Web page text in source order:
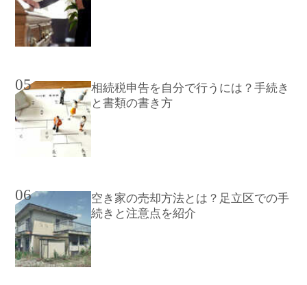
05
相続税申告を自分で行うには？手続き
と書類の書き方
06
空き家の売却方法とは？足立区での手
続きと注意点を紹介